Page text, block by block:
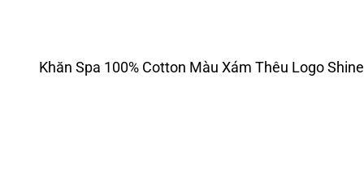
Khăn Spa 100% Cotton Màu Xám Thêu Logo